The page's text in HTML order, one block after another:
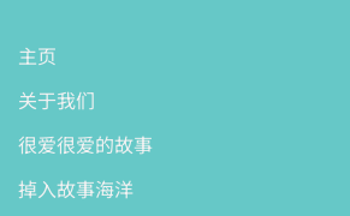
主页
关于我们
很爱很爱的故事
掉入故事海洋